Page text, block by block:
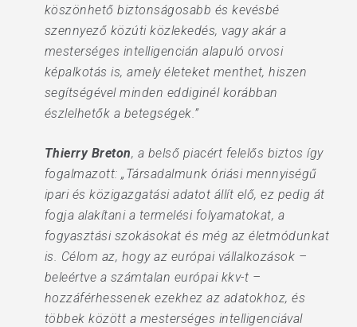
köszönhető biztonságosabb és kevésbé
szennyező közúti közlekedés, vagy akár a
mesterséges intelligencián alapuló orvosi
képalkotás is, amely életeket menthet, hiszen
segítségével minden eddiginél korábban
észlelhetők a betegségek.”
Thierry Breton, a belső piacért felelős biztos így
fogalmazott: „Társadalmunk óriási mennyiségű
ipari és közigazgatási adatot állít elő, ez pedig át
fogja alakítani a termelési folyamatokat, a
fogyasztási szokásokat és még az életmódunkat
is. Célom az, hogy az európai vállalkozások –
beleértve a számtalan európai kkv-t –
hozzáférhessenek ezekhez az adatokhoz, és
többek között a mesterséges intelligenciával